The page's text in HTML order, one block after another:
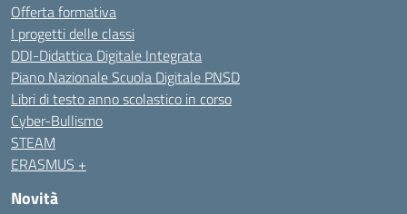
Offerta formativa
I progetti delle classi
DDI-Didattica Digitale Integrata
Piano Nazionale Scuola Digitale PNSD
Libri di testo anno scolastico in corso
Cyber-Bullismo
STEAM
ERASMUS +
Novità